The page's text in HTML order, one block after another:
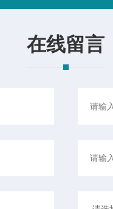
在线留言